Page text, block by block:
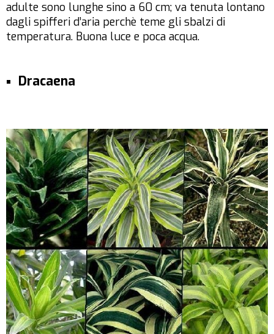
adulte sono lunghe sino a 60 cm; va tenuta lontano
dagli spifferi d’aria perchè teme gli sbalzi di
temperatura. Buona luce e poca acqua.
Dracaena